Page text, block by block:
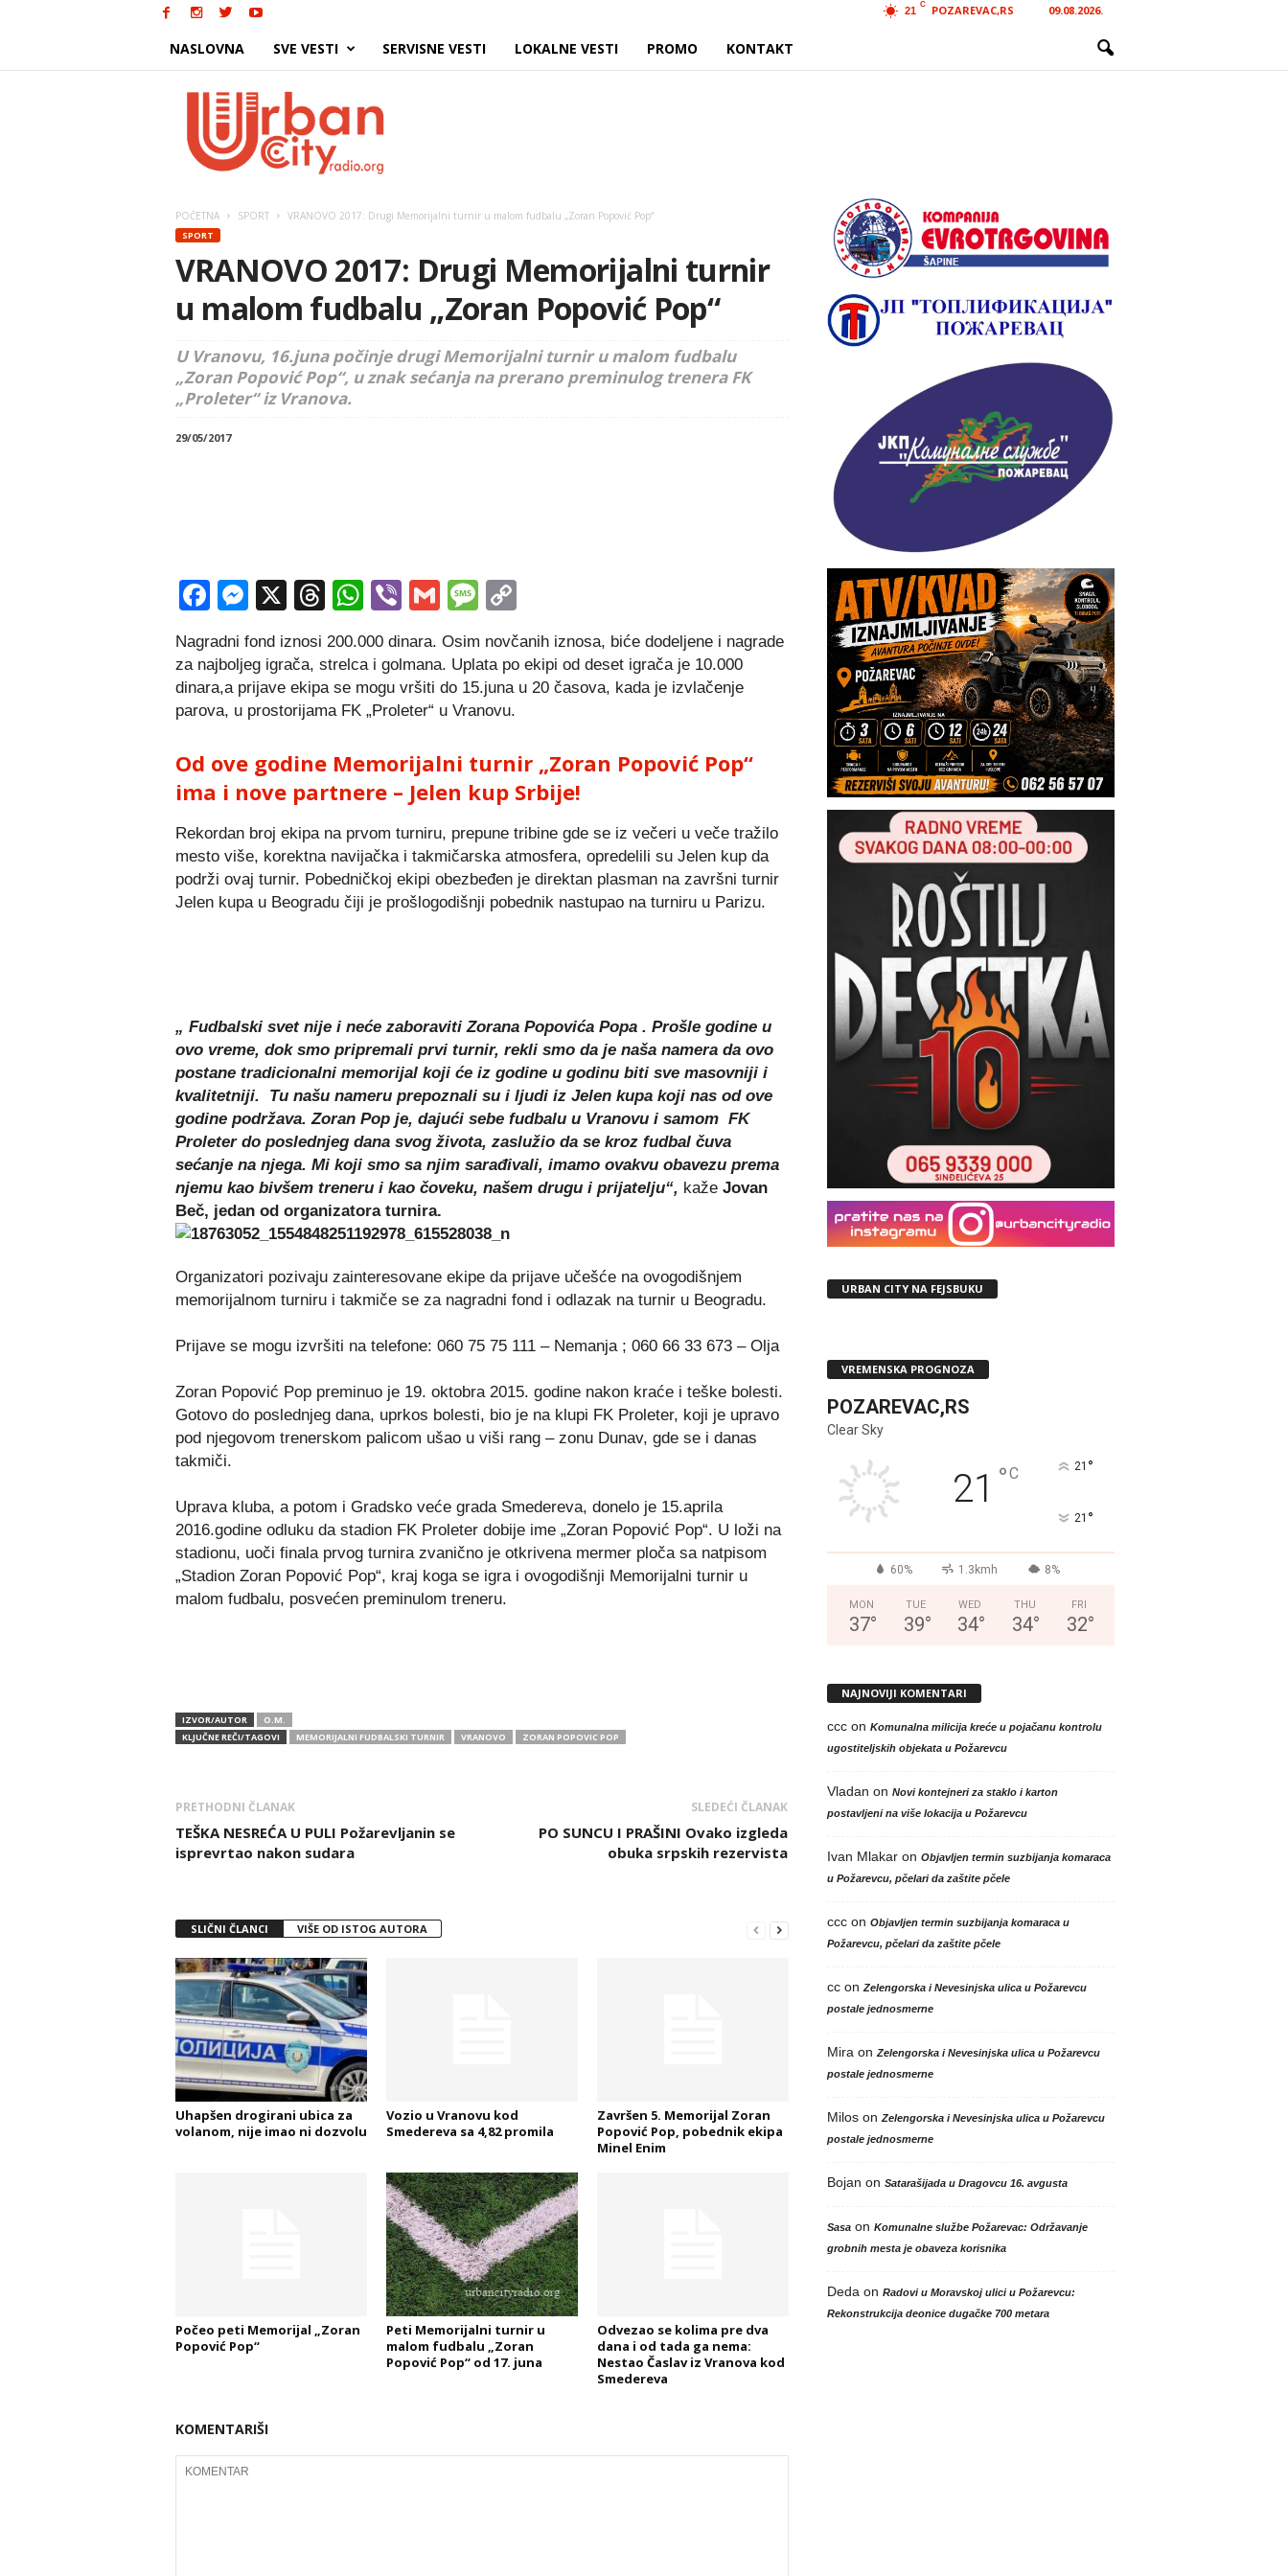
21
C POZAREVAC,RS 09.08.2026.
NASLOVNA SVE VESTI SERVISNE VESTI LOKALNE VESTI PROMO KONTAKT
POČETNA SPORT VRANOVO 2017: Drugi Memorijalni turnir u malom fudbalu „Zoran Popović Pop“
SPORT
VRANOVO 2017: Drugi Memorijalni turnir
u malom fudbalu „Zoran Popović Pop“
U Vranovu, 16.juna počinje drugi Memorijalni turnir u malom fudbalu
„Zoran Popović Pop“, u znak sećanja na prerano preminulog trenera FK
„Proleter“ iz Vranova.
29/05/2017
Facebook
Messenger
X Threads
WhatsApp
ViberGmailMessage
Link
Nagradni fond iznosi 200.000 dinara. Osim novčanih iznosa, biće dodeljene i nagrade
za najboljeg igrača, strelca i golmana. Uplata po ekipi od deset igrača je 10.000
dinara,a prijave ekipa se mogu vršiti do 15.juna u 20 časova, kada je izvlačenje
parova, u prostorijama FK „Proleter“ u Vranovu.
Od ove godine Memorijalni turnir „Zoran Popović Pop“
ima i nove partnere – Jelen kup Srbije!
Rekordan broj ekipa na prvom turniru, prepune tribine gde se iz večeri u veče tražilo
mesto više, korektna navijačka i takmičarska atmosfera, opredelili su Jelen kup da
podrži ovaj turnir. Pobedničkoj ekipi obezbeđen je direktan plasman na završni turnir
Jelen kupa u Beogradu čiji je prošlogodišnji pobednik nastupao na turniru u Parizu.
„ Fudbalski svet nije i neće zaboraviti Zorana Popovića Popa . Prošle godine u
ovo vreme, dok smo pripremali prvi turnir, rekli smo da je naša namera da ovo
postane tradicionalni memorijal koji će iz godine u godinu biti sve masovniji i
kvalitetniji. Tu našu nameru prepoznali su i ljudi iz Jelen kupa koji nas od ove
godine podržava. Zoran Pop je, dajući sebe fudbalu u Vranovu i samom FK
Proleter do poslednjeg dana svog života, zaslužio da se kroz fudbal čuva
sećanje na njega. Mi koji smo sa njim sarađivali, imamo ovakvu obavezu prema
njemu kao bivšem treneru i kao čoveku, našem drugu i prijatelju“, kaže Jovan
Beč, jedan od organizatora turnira.
Organizatori pozivaju zainteresovane ekipe da prijave učešće na ovogodišnjem
memorijalnom turniru i takmiče se za nagradni fond i odlazak na turnir u Beogradu.
Prijave se mogu izvršiti na telefone: 060 75 75 111 – Nemanja ; 060 66 33 673 – Olja
Zoran Popović Pop preminuo je 19. oktobra 2015. godine nakon kraće i teške bolesti.
Gotovo do poslednjeg dana, uprkos bolesti, bio je na klupi FK Proleter, koji je upravo
pod njegovom trenerskom palicom ušao u viši rang – zonu Dunav, gde se i danas
takmiči.
Uprava kluba, a potom i Gradsko veće grada Smedereva, donelo je 15.aprila
2016.godine odluku da stadion FK Proleter dobije ime „Zoran Popović Pop“. U loži na
stadionu, uoči finala prvog turnira zvanično je otkrivena mermer ploča sa natpisom
„Stadion Zoran Popović Pop“, kraj koga se igra i ovogodišnji Memorijalni turnir u
malom fudbalu, posvećen preminulom treneru.
IZVOR/AUTOR
O.M.
KLJUČNE REČI/TAGOVI
MEMORIJALNI FUDBALSKI TURNIR VRANOVO ZORAN POPOVIC POP
PRETHODNI ČLANAK
TEŠKA NESREĆA U PULI Požarevljanin se
isprevrtao nakon sudara
SLEDEĆI ČLANAK
PO SUNCU I PRAŠINI Ovako izgleda
obuka srpskih rezervista
SLIČNI ČLANCI VIŠE OD ISTOG AUTORA
Uhapšen drogirani ubica za
volanom, nije imao ni dozvolu
Vozio u Vranovu kod
Smedereva sa 4,82 promila
Završen 5. Memorijal Zoran
Popović Pop, pobednik ekipa
Minel Enim
Počeo peti Memorijal „Zoran
Popović Pop“
Peti Memorijalni turnir u
malom fudbalu „Zoran
Popović Pop“ od 17. juna
Odvezao se kolima pre dva
dana i od tada ga nema:
Nestao Časlav iz Vranova kod
Smedereva
KOMENTARIŠI
URBAN CITY NA FEJSBUKU
VREMENSKA PROGNOZA
POZAREVAC,RS
Clear Sky
21 °C 21 °
21 °
60% 1.3kmh 8%
MON
37°
TUE
39°
WED
34°
THU
34°
FRI
32°
NAJNOVIJI KOMENTARI
cccon Komunalna milicija kreće u pojačanu kontrolu
ugostiteljskih objekata u Požarevcu
Vladan on Novi kontejneri za staklo i karton
postavljeni na više lokacija u Požarevcu
Ivan Mlakaron Objavljen termin suzbijanja komaraca
u Požarevcu, pčelari da zaštite pčele
cccon Objavljen termin suzbijanja komaraca u
Požarevcu, pčelari da zaštite pčele
ccon Zelengorska i Nevesinjska ulica u Požarevcu
postale jednosmerne
Mira on Zelengorska i Nevesinjska ulica u Požarevcu
postale jednosmerne
Miloson Zelengorska i Nevesinjska ulica u Požarevcu
postale jednosmerne
Bojan on Satarašijada u Dragovcu 16. avgusta
Sasaon Komunalne službe Požarevac: Održavanje
grobnih mesta je obaveza korisnika
Deda on Radovi u Moravskoj ulici u Požarevcu:
Rekonstrukcija deonice dugačke 700 metara